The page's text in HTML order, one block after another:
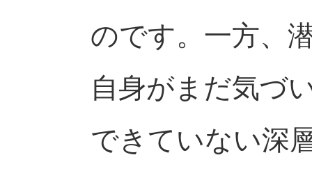
のです。一方、
自身がまだ気づ
できていない深